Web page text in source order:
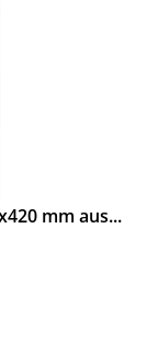
mm aus...